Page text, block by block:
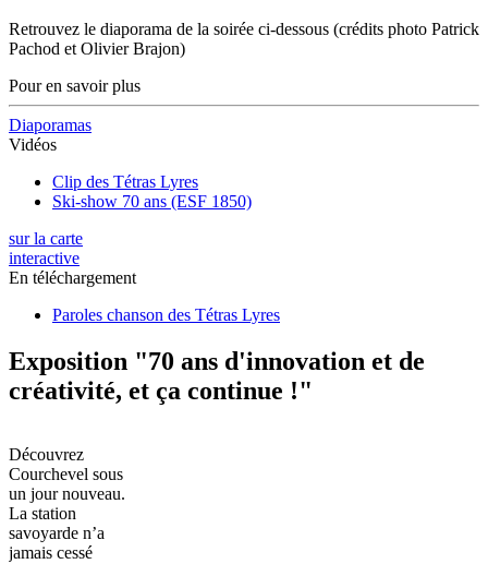
Retrouvez le diaporama de la soirée ci-dessous (crédits photo Patrick
Pachod et Olivier Brajon)
Pour en savoir plus
Diaporamas
Vidéos
Clip des Tétras Lyres
Ski-show 70 ans (ESF 1850)
sur la carte
interactive
En téléchargement
Paroles chanson des Tétras Lyres
Exposition "70 ans d'innovation et de
créativité, et ça continue !"
Découvrez
Courchevel sous
un jour nouveau.
La station
savoyarde n’a
jamais cessé